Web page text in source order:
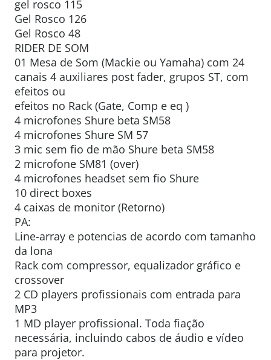
gel rosco 115
Gel Rosco 126
Gel Rosco 48
RIDER DE SOM
01 Mesa de Som (Mackie ou Yamaha) com 24
canais 4 auxiliares post fader, grupos ST, com
efeitos ou
efeitos no Rack (Gate, Comp e eq )
4 microfones Shure beta SM58
4 microfones Shure SM 57
3 mic sem fio de mão Shure beta SM58
2 microfone SM81 (over)
4 microfones headset sem fio Shure
10 direct boxes
4 caixas de monitor (Retorno)
PA:
Line-array e potencias de acordo com tamanho
da lona
Rack com compressor, equalizador gráfico e
crossover
2 CD players profissionais com entrada para
MP3
1 MD player profissional. Toda fiação
necessária, incluindo cabos de áudio e vídeo
para projetor.